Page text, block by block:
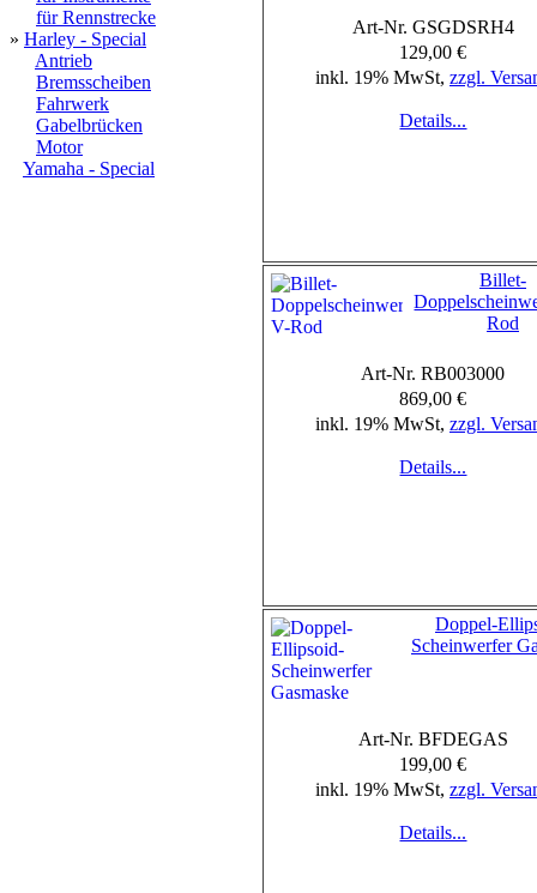
für Rennstrecke
» Harley - Special
Antrieb
Bremsscheiben
Fahrwerk
Gabelbrücken
Motor
Yamaha - Special
Art-Nr. GSGDSRH4
129,00 €
inkl. 19% MwSt, zzgl.
Details...
Billet-
Rod
Art-Nr. RB003000
869,00 €
inkl. 19% MwSt, zzgl.
Details...
Doppel-
Scheinwerfer
Art-Nr. BFDEGAS
199,00 €
inkl. 19% MwSt, zzgl.
Details...